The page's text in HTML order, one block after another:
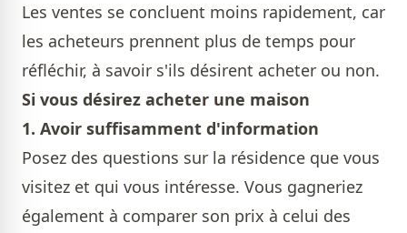
Les ventes se concluent moins rapidement, car
les acheteurs prennent plus de temps pour
réfléchir, à savoir s'ils désirent acheter ou non.
Si vous désirez acheter une maison
1. Avoir suffisamment d'information
Posez des questions sur la résidence que vous
visitez et qui vous intéresse. Vous gagneriez
également à comparer son prix à celui des